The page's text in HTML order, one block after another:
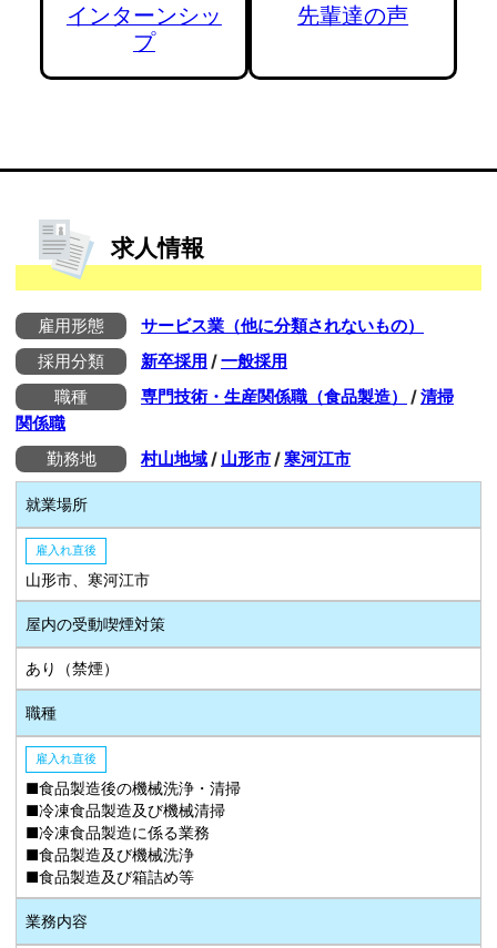
インターンシッ
プ
先輩達の声
求人情報
雇用形態
サービス業（他に分類されないもの）
採用分類
新卒採用 /一般採用
職種
専門技術・生産関係職（食品製造） /清掃
関係職
勤務地
村山地域/ 山形市/寒河江市
就業場所
雇入れ直後
山形市、寒河江市
屋内の受動喫煙対策
あり（禁煙）
職種
雇入れ直後
■食品製造後の機械洗浄・清掃
■冷凍食品製造及び機械清掃
■冷凍食品製造に係る業務
■食品製造及び機械洗浄
■食品製造及び箱詰め等
業務内容